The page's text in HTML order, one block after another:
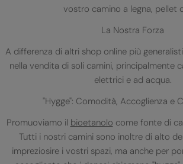
vostro camino a legna, pellet
La Nostra Forza
A differenza di altri shop online più
nella vendita di soli camini, principalmente
elettrici e ad acqua.
"Hygge": Comodità, Accoglienza e
Promuoviamo il bioetanolo come fonte di
Tutti i nostri camini sono inoltre di alto
impreziosire i vostri spazi, ma anche per